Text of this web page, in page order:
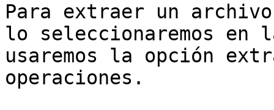
Para extraer un
lo seleccionaremos
usaremos la opción
operaciones.